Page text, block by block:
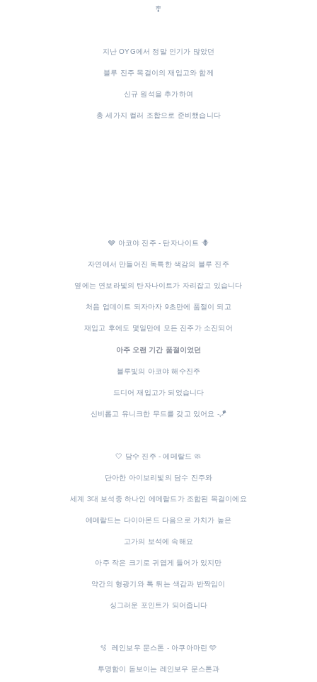
🎐
지난 OYG에서 정말 인기가 많았던
블루 진주 목걸이의 재입고와 함께
신규 원석을 추가하여
총 세가지 컬러 조합으로 준비했습니다
🩶 아코야 진주 - 탄자나이트 🪻
자연에서 만들어진 독특한 색감의 블루 진주
옆에는 연보라빛의 탄자나이트가 자리잡고 있습니다
처음 업데이트 되자마자 9초만에 품절이 되고
재입고 후에도 몇일만에 모든 진주가 소진되어
아주 오랜 기간 품절이었던
블루빛의 아코야 해수진주
드디어 재입고가 되었습니다
신비롭고 유니크한 무드를 갖고 있어요 -🪁
🤍 담수 진주 - 에메랄드 🧼
단아한 아이보리빛의 담수 진주와
세계 3대 보석중 하나인 에메랄드가 조합된 목걸이에요
에메랄드는 다이아몬드 다음으로 가치가 높은
고가의 보석에 속해요
아주 작은 크기로 귀엽게 들어가 있지만
약간의 형광기와 톡 튀는 색감과 반짝임이
싱그러운 포인트가 되어줍니다
🫧 레인보우 문스톤 - 아쿠아마린 🩵
투명함이 돋보이는 레인보우 문스톤과